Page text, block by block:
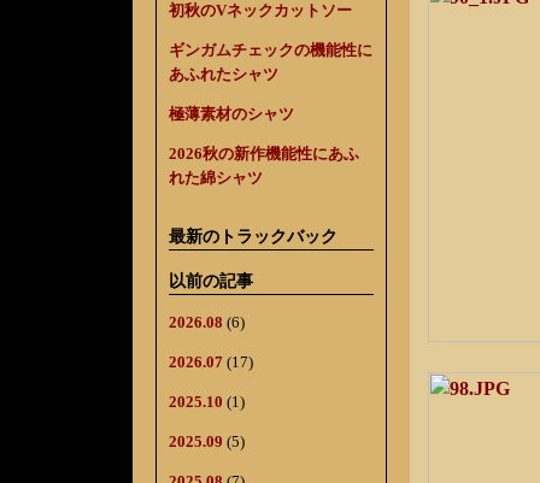
初秋のVネックカットソー
ギンガムチェックの機能性に
あふれたシャツ
極薄素材のシャツ
2026秋の新作機能性にあふ
れた綿シャツ
最新のトラックバック
以前の記事
2026.08 (6)
2026.07 (17)
2025.10 (1)
2025.09 (5)